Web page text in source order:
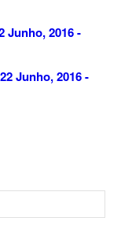
Junho, 2016 -
22 Junho, 2016 -